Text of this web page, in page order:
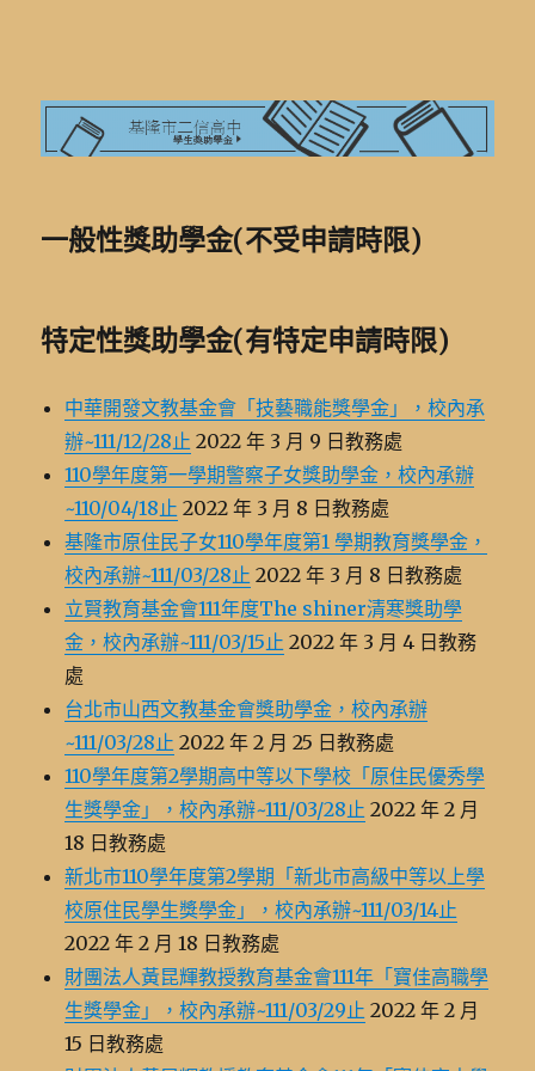
一般性獎助學金(不受申請時限)
特定性獎助學金(有特定申請時限)
中華開發文教基金會「技藝職能獎學金」，校內承
辦~111/12/28止 2022 年 3 月 9 日教務處
110學年度第一學期警察子女獎助學金，校內承辦
~110/04/18止 2022 年 3 月 8 日教務處
基隆市原住民子女110學年度第1 學期教育獎學金，
校內承辦~111/03/28止 2022 年 3 月 8 日教務處
立賢教育基金會111年度The shiner清寒獎助學
金，校內承辦~111/03/15止 2022 年 3 月 4 日教務
處
台北市山西文教基金會獎助學金，校內承辦
~111/03/28止 2022 年 2 月 25 日教務處
110學年度第2學期高中等以下學校「原住民優秀學
生獎學金」，校內承辦~111/03/28止 2022 年 2 月
18 日教務處
新北市110學年度第2學期「新北市高級中等以上學
校原住民學生獎學金」，校內承辦~111/03/14止
2022 年 2 月 18 日教務處
財團法人黃昆輝教授教育基金會111年「寶佳高職學
生獎學金」，校內承辦~111/03/29止 2022 年 2 月
15 日教務處